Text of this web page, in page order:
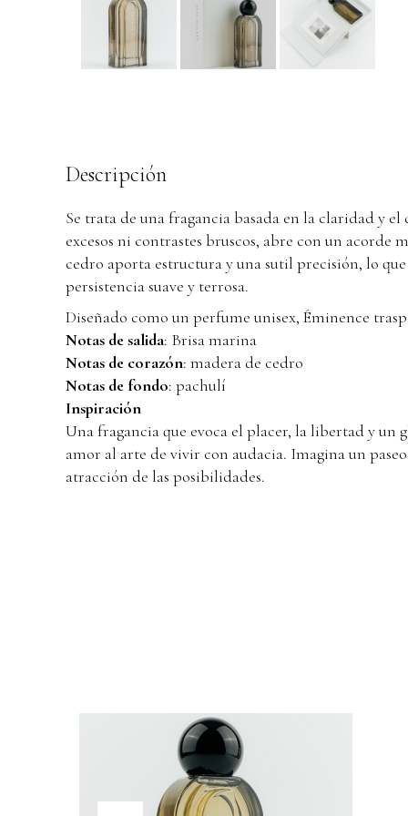
Descripción
Se trata de una fragancia basada en la claridad y
excesos ni contrastes bruscos, abre con un
cedro aporta estructura y una sutil precisión, lo
persistencia suave y terrosa.
Diseñado como un perfume unisex, Éminence
Notas de salida: Brisa marina
Notas de corazón: madera de cedro
Notas de fondo: pachulí
Inspiración
Una fragancia que evoca el placer, la libertad y
amor al arte de vivir con audacia. Imagina un
atracción de las posibilidades.